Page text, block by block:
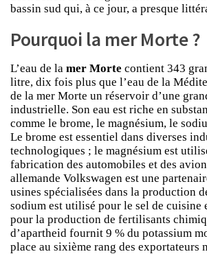
bassin sud qui, à ce jour, a presque
Pourquoi la mer Morte ?
L’eau de la mer Morte contient 343
litre, dix fois plus que l’eau de la
de la mer Morte un réservoir d’une
industrielle. Son eau est riche en
comme le brome, le magnésium, le
Le brome est essentiel dans diverses
technologiques ; le magnésium est
fabrication des automobiles et des
allemande Volkswagen est une
usines spécialisées dans la production
sodium est utilisé pour le sel de cuisine
pour la production de fertilisants
d’apartheid fournit 9 % du potassium
place au sixième rang des exportateurs